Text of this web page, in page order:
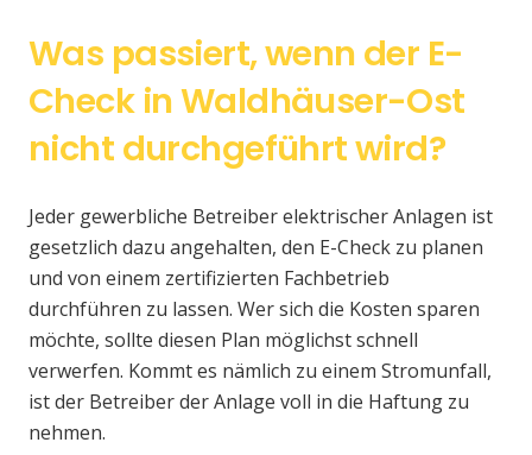
Was passiert, wenn der E-
Check in Waldhäuser-Ost
nicht durchgeführt wird?
Jeder gewerbliche Betreiber elektrischer Anlagen ist
gesetzlich dazu angehalten, den E-Check zu planen
und von einem zertifizierten Fachbetrieb
durchführen zu lassen. Wer sich die Kosten sparen
möchte, sollte diesen Plan möglichst schnell
verwerfen. Kommt es nämlich zu einem Stromunfall,
ist der Betreiber der Anlage voll in die Haftung zu
nehmen.